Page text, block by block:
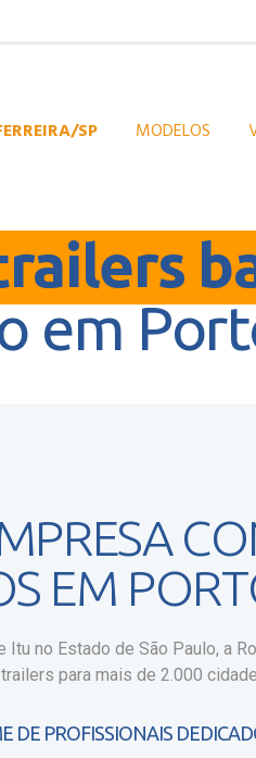
SP MODELOS
em
EM
Itu no Estado de São Paulo, a
para mais de 2.000
DE PROFISSIONAIS